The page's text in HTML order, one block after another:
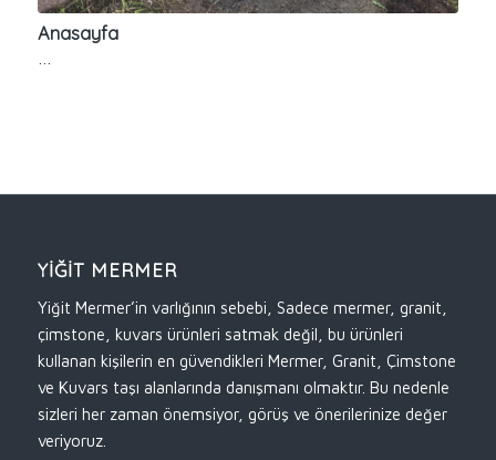
Anasayfa
YİĞİT MERMER
Yiğit Mermer’in varlığının sebebi, Sadece mermer, granit,
çimstone, kuvars ürünleri satmak değil, bu ürünleri
kullanan kişilerin en güvendikleri Mermer, Granit, Çimstone
ve Kuvars taşı alanlarında danışmanı olmaktır. Bu nedenle
sizleri her zaman önemsiyor, görüş ve önerilerinize değer
veriyoruz.